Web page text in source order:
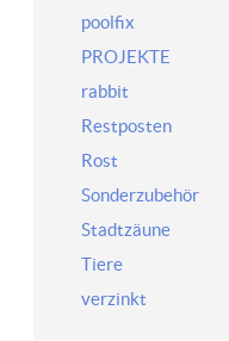
poolfix
PROJEKTE
rabbit
Restposten
Rost
Sonderzubehör
Stadtzäune
Tiere
verzinkt